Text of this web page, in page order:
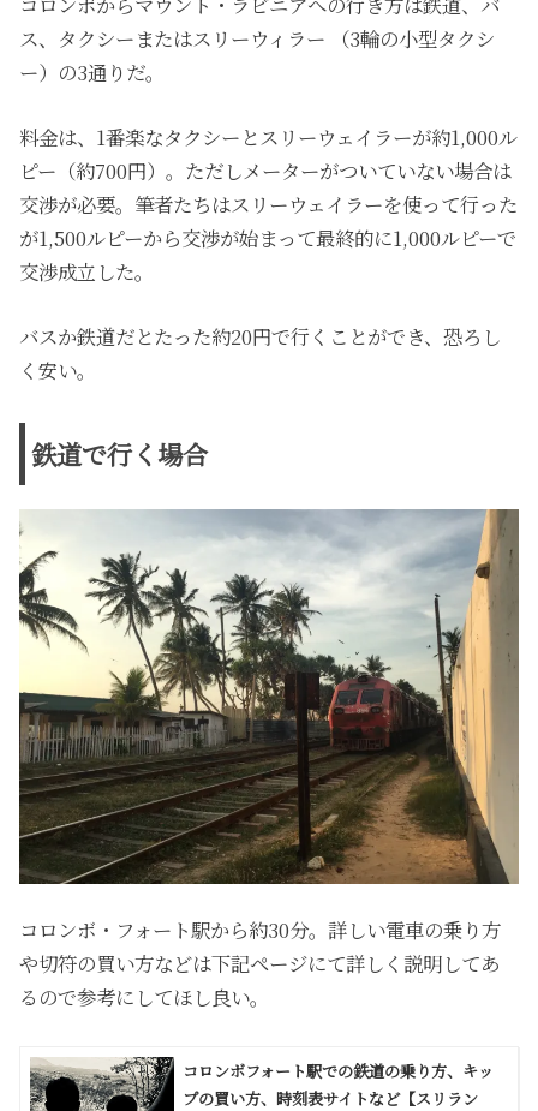
ス、タクシーまたはスリーウィラー （3輪の小型タクシ
ー）の3通りだ。
料金は、1番楽なタクシーとスリーウェイラーが約1,000ル
ピー（約700円）。ただしメーターがついていない場合は
交渉が必要。筆者たちはスリーウェイラーを使って行った
が1,500ルピーから交渉が始まって最終的に1,000ルピーで
交渉成立した。
バスか鉄道だとたった約20円で行くことができ、恐ろし
く安い。
鉄道で行く場合
コロンボ・フォート駅から約30分。詳しい電車の乗り方
や切符の買い方などは下記ページにて詳しく説明してあ
るので参考にしてほし良い。
コロンボフォート駅での鉄道の乗り方、キッ
プの買い方、時刻表サイトなど【スリラン